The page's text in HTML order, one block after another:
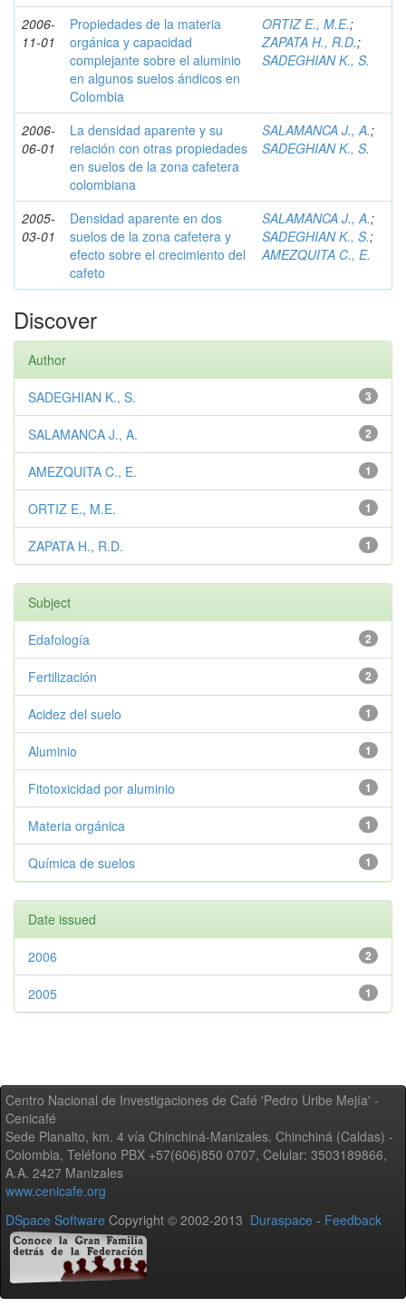
2006-
11-01
Propiedades de la materia
orgánica y capacidad
complejante sobre el aluminio
en algunos suelos ándicos en
Colombia
ORTIZ E., M.E.;
ZAPATA H., R.D.;
SADEGHIAN K., S.
2006-
06-01
La densidad aparente y su
relación con otras propiedades
en suelos de la zona cafetera
colombiana
SALAMANCA J., A.;
SADEGHIAN K., S.
2005-
03-01
Densidad aparente en dos
suelos de la zona cafetera y
efecto sobre el crecimiento del
cafeto
SALAMANCA J., A.;
SADEGHIAN K., S.;
AMEZQUITA C., E.
Discover
Author
3
SADEGHIAN K., S.
2
SALAMANCA J., A.
1
AMEZQUITA C., E.
1
ORTIZ E., M.E.
1
ZAPATA H., R.D.
Subject
2
Edafología
2
Fertilización
1
Acidez del suelo
1
Aluminio
1
Fitotoxicidad por aluminio
1
Materia orgánica
1
Química de suelos
Date issued
2
2006
1
2005
Centro Nacional de Investigaciones de Café 'Pedro Uribe Mejía' -
Cenicafé
Sede Planalto, km. 4 vía Chinchiná-Manizales. Chinchiná (Caldas) -
Colombia, Teléfono PBX +57(606)850 0707, Celular: 3503189866,
A.A. 2427 Manizales
www.cenicafe.org
DSpace Software Copyright © 2002-2013 Duraspace - Feedback